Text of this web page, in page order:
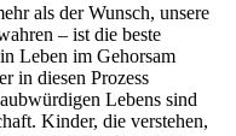
als der Wunsch, unsere
– ist die beste
Leben im Gehorsam
in diesen Prozess
Lebens sind
Kinder, die verstehen,